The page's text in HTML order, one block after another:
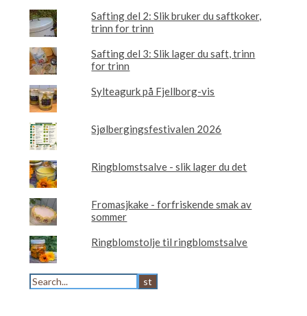
Safting del 2: Slik bruker du saftkoker,
trinn for trinn
Safting del 3: Slik lager du saft, trinn
for trinn
Sylteagurk på Fjellborg-vis
Sjølbergingsfestivalen 2026
Ringblomstsalve - slik lager du det
Fromasjkake - forfriskende smak av
sommer
Ringblomstolje til ringblomstsalve